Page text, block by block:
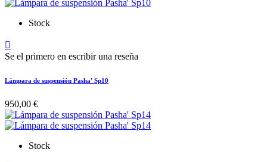
Stock

Se el primero en escribir una reseña
Lámpara de suspensión Pasha' Sp10
950,00 €
Stock